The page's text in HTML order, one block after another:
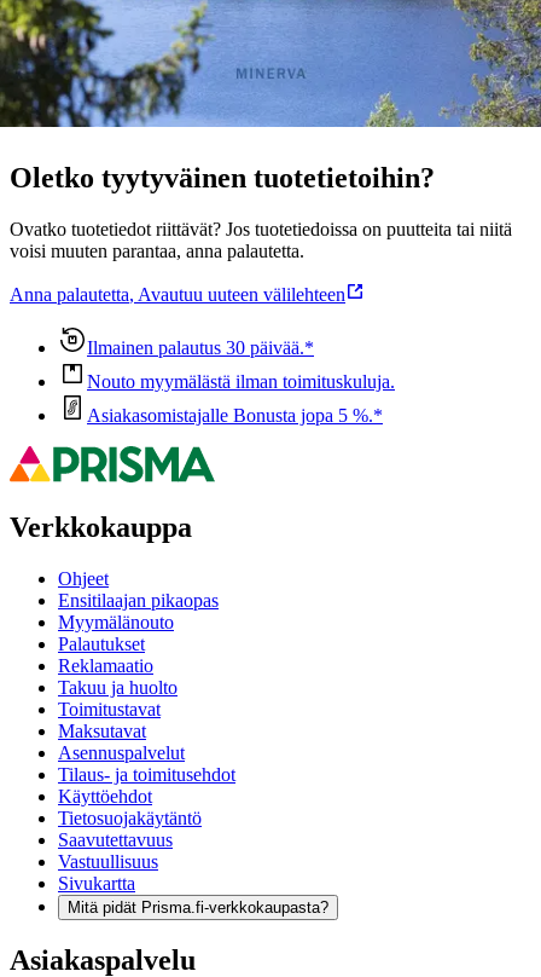
Ominaisuudet
Oletko tyytyväinen tuotetietoihin?
Ovatko tuotetiedot riittävät? Jos tuotetiedoissa on puutteita tai niitä
voisi muuten parantaa, anna palautetta.
Anna palautetta, Avautuu uuteen välilehteen
Ilmainen palautus 30 päivää.*
Nouto myymälästä ilman toimituskuluja.
Asiakasomistajalle Bonusta jopa 5 %.*
Verkkokauppa
Ohjeet
Ensitilaajan pikaopas
Myymälänouto
Palautukset
Reklamaatio
Takuu ja huolto
Toimitustavat
Maksutavat
Asennuspalvelut
Tilaus- ja toimitusehdot
Käyttöehdot
Tietosuojakäytäntö
Saavutettavuus
Vastuullisuus
Sivukartta
Mitä pidät Prisma.fi-verkkokaupasta?
Asiakaspalvelu